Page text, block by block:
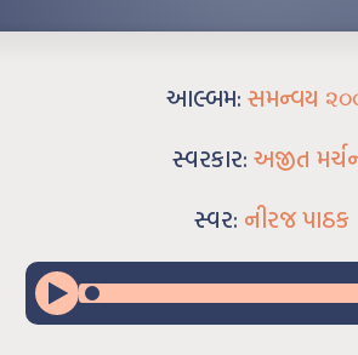
આલ્બમ: સમન્વય
સ્વરકાર: અજીત
સ્વર: નીરજ પાઠક